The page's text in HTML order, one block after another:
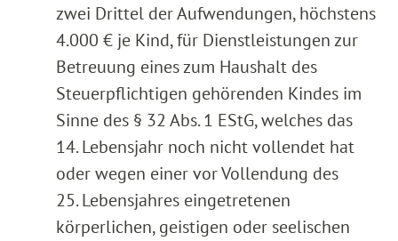
zwei Drittel der Aufwendungen, höchstens
4.000 € je Kind, für Dienstleistungen zur
Betreuung eines zum Haushalt des
Steuerpflichtigen gehörenden Kindes im
Sinne des § 32 Abs. 1 EStG, welches das
14. Lebensjahr noch nicht vollendet hat
oder wegen einer vor Vollendung des
25. Lebensjahres eingetretenen
körperlichen, geistigen oder seelischen